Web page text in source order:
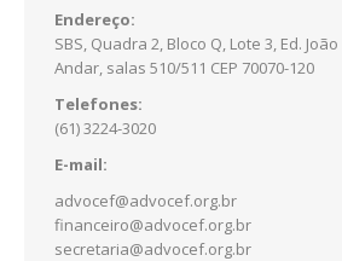
Endereço:
SBS, Quadra 2, Bloco Q, Lote 3, Ed.
Andar, salas 510/511 CEP 70070-120
Telefones:
(61) 3224-3020
E-mail:
advocef@advocef.org.br
financeiro@advocef.org.br
secretaria@advocef.org.br